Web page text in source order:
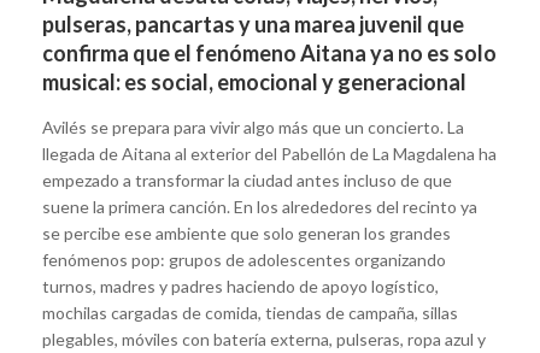
pulseras, pancartas y una marea juvenil que
confirma que el fenómeno Aitana ya no es solo
musical: es social, emocional y generacional
Avilés se prepara para vivir algo más que un concierto. La
llegada de Aitana al exterior del Pabellón de La Magdalena ha
empezado a transformar la ciudad antes incluso de que
suene la primera canción. En los alrededores del recinto ya
se percibe ese ambiente que solo generan los grandes
fenómenos pop: grupos de adolescentes organizando
turnos, madres y padres haciendo de apoyo logístico,
mochilas cargadas de comida, tiendas de campaña, sillas
plegables, móviles con batería externa, pulseras, ropa azul y